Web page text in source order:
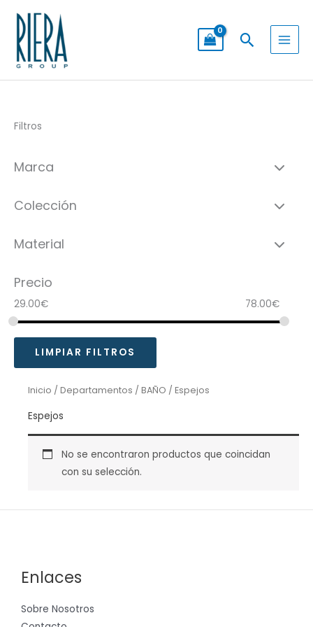
contenido
Buscar
Filtros
Marca
Colección
Material
Precio
29.00€ 78.00€
LIMPIAR FILTROS
Inicio / Departamentos / BAÑO / Espejos
Espejos
No se encontraron productos que coincidan
con su selección.
Enlaces
Sobre Nosotros